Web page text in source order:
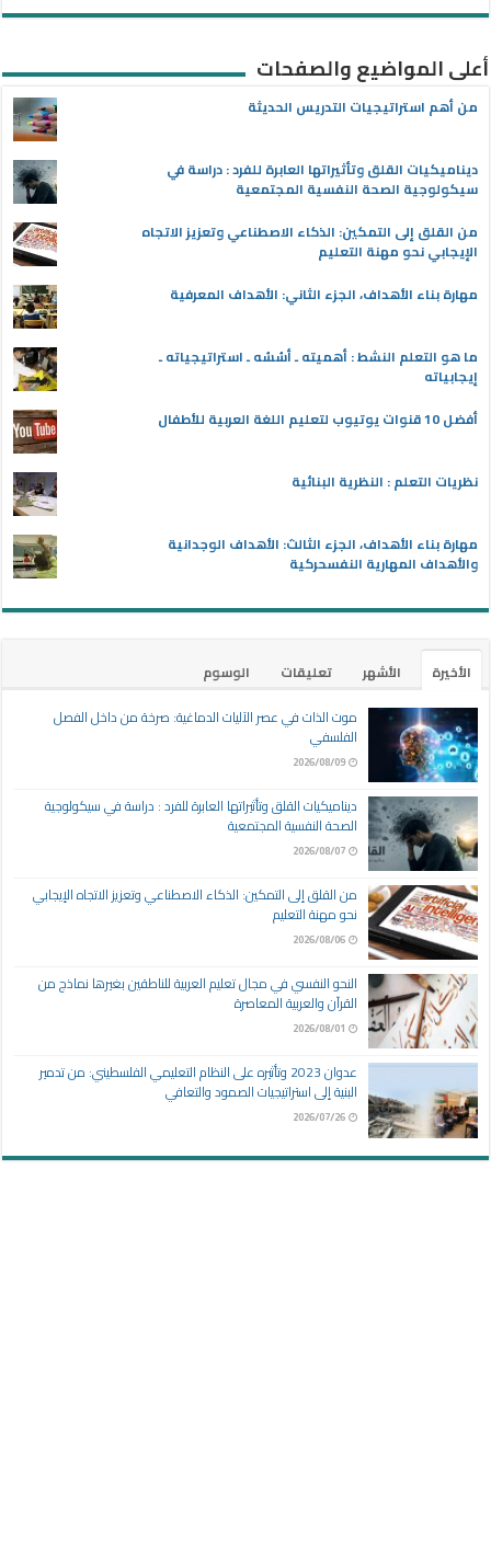
أعلى المواضيع والصفحات
من أهم استراتيجيات التدريس الحديثة
ديناميكيات القلق وتأثيراتها العابرة للفرد : دراسة في
سيكولوجية الصحة النفسية المجتمعية
من القلق إلى التمكين: الذكاء الاصطناعي وتعزيز الاتجاه
الإيجابي نحو مهنة التعليم
مهارة بناء الأهداف، الجزء الثاني: الأهداف المعرفية
ما هو التعلم النشط : أهميته ـ أسُسُه ـ استراتيجياته ـ
إيجابياته
أفضل 10 قنوات يوتيوب لتعليم اللغة العربية للأطفال
نظريات التعلم : النظرية البنائية
مهارة بناء الأهداف، الجزء الثالث: الأهداف الوجدانية
والأهداف المهارية النفسحركية
الأخيرة الأشهر تعليقات
الوسوم
موت الذات في عصر الآليات الدماغية: صرخة من داخل الفصل
الفلسفي
2026/08/09
ديناميكيات القلق وتأثيراتها العابرة للفرد : دراسة في سيكولوجية
الصحة النفسية المجتمعية
2026/08/07
من القلق إلى التمكين: الذكاء الاصطناعي وتعزيز الاتجاه الإيجابي
نحو مهنة التعليم
2026/08/06
النحو النفسي في مجال تعليم العربية للناطقين بغيرها نماذج من
القرآن والعربية المعاصرة
2026/08/01
عدوان 2023 وتأثيره على النظام التعليمي الفلسطيني: من تدمير
البنية إلى استراتيجيات الصمود والتعافي
2026/07/26